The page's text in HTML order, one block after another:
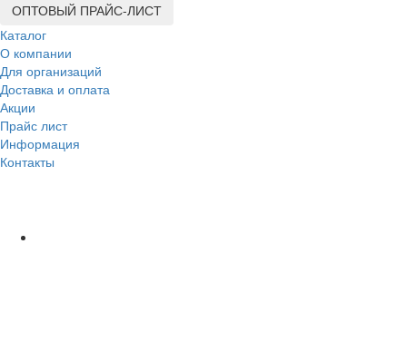
ОПТОВЫЙ ПРАЙС-ЛИСТ
Каталог
О компании
Для организаций
Доставка и оплата
Акции
Прайс лист
Информация
Контакты